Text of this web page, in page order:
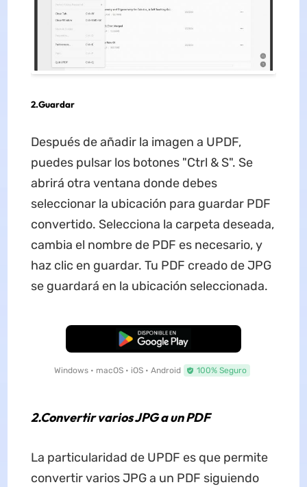
2.Guardar
Después de añadir la imagen a UPDF,
puedes pulsar los botones "Ctrl & S". Se
abrirá otra ventana donde debes
seleccionar la ubicación para guardar PDF
convertido. Selecciona la carpeta deseada,
cambia el nombre de PDF es necesario, y
haz clic en guardar. Tu PDF creado de JPG
se guardará en la ubicación seleccionada.
Descarga Gratuita
Windows • macOS • iOS • Android 100% Seguro
2.Convertir varios JPG a un PDF
La particularidad de UPDF es que permite
convertir varios JPG a un PDF siguiendo